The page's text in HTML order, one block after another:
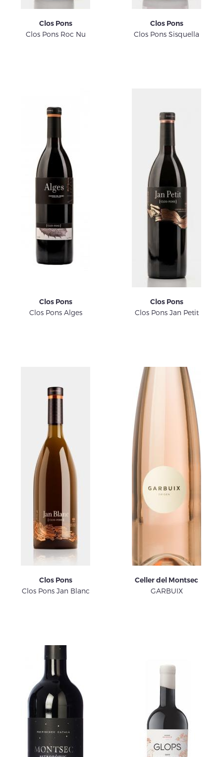
Clos Pons
Clos Pons Roc Nu
Clos Pons
Clos Pons Sisquella
Clos Pons
Clos Pons Alges
Clos Pons
Clos Pons Jan Petit
Clos Pons
Clos Pons Jan Blanc
Celler del Montsec
GARBUIX